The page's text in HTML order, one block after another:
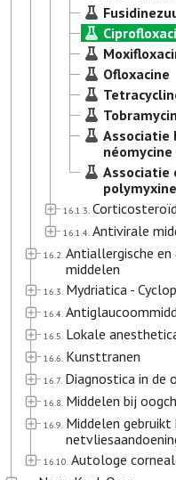
Ofloxacine
Associatie
néomycine
Associatie
16.1.3.
16.1.4. Antivirale
16.2. Antiallergische
middelen
16.3. Mydriatica -
16.4.
16.5. Lokale
16.6. Kunsttranen
16.7. Diagnostica in
16.8. Middelen bij
16.9. Middelen gebruikt
16.10. Autologe